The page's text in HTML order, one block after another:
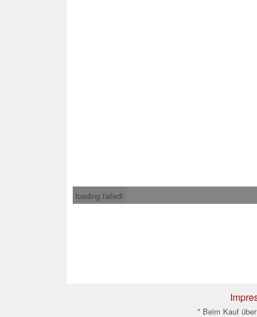
loading failed!
* Beim Kauf